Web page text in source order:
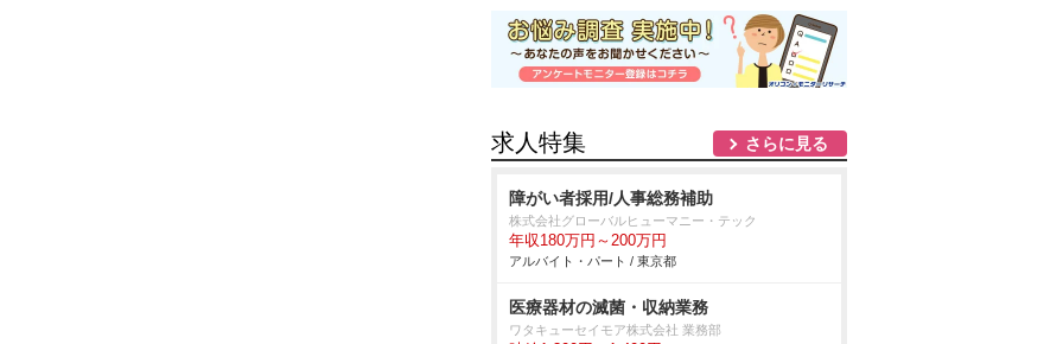
求人特集 さらに見る
障がい者採用/人事総務補助
株式会社グローバルヒューマニー・テック
年収180万円～200万円
アルバイト・パート / 東京都
医療器材の滅菌・収納業務
ワタキューセイモア株式会社 業務部